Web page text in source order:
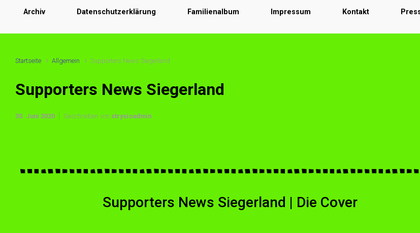
Archiv Datenschutzerklärung Familienalbum Impressum Kontakt
Startseite Allgemein Supporters News Siegerland
Supporters News Siegerland
30. Juni 2020 Geschrieben von strysioadmin
Supporters News Siegerland | Die Cover